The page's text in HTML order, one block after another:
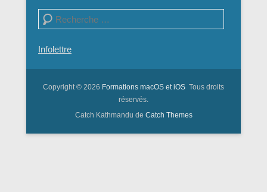
Recherche
Infolettre
Copyright © 2026 Formations macOS et iOS Tous droits
réservés.
Catch Kathmandu de Catch Themes